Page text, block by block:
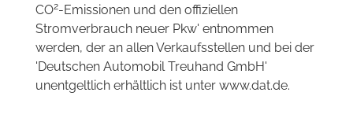
CO2-Emissionen und den offiziellen
Stromverbrauch neuer Pkw' entnommen
werden, der an allen Verkaufsstellen und bei der
'Deutschen Automobil Treuhand GmbH'
unentgeltlich erhältlich ist unter www.dat.de.